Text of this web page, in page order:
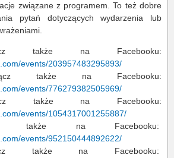
związane z programem. To też dobre
pytań dotyczących wydarzenia lub
także na Facebooku:
events/203957483295893/
także na Facebooku:
events/776279382505969/
także na Facebooku:
events/1054317001255887/
także na Facebooku:
events/952150444892622/
także na Facebooku: